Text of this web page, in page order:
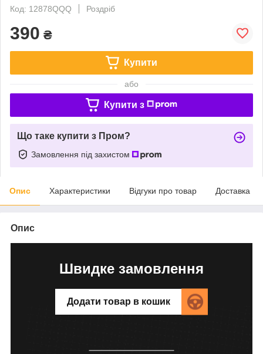
Код: 12878QQQ
Роздріб
390 ₴
Купити
або
Купити з
Що таке купити з Пром?
Замовлення під захистом
Опис Характеристики Відгуки про товар Доставка
Опис
Швидке замовлення
Додати товар в кошик